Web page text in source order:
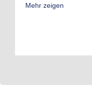
Mehr zeigen